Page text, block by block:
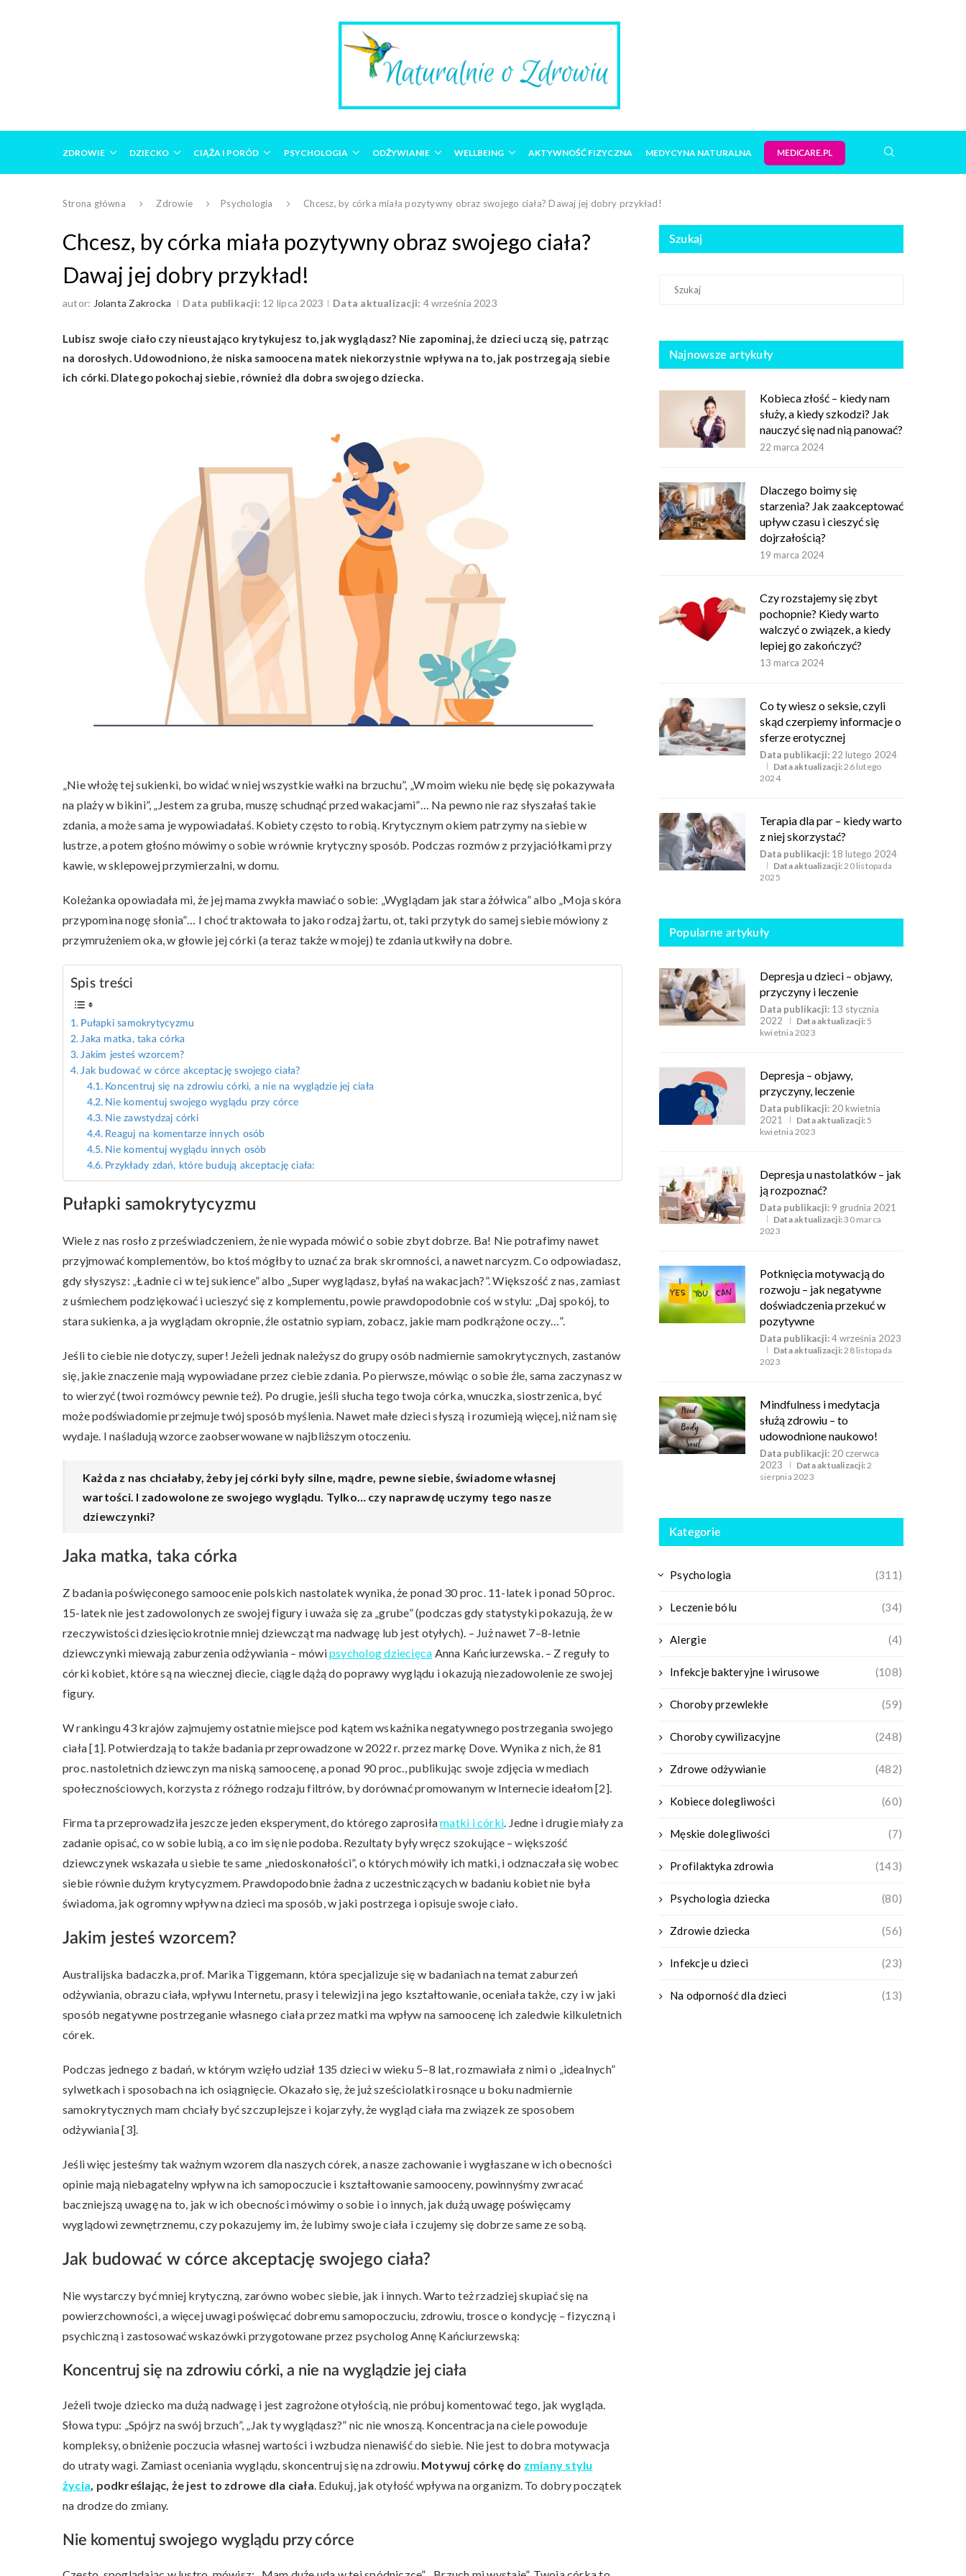
ZDROWIE DZIECKO CIĄŻA I PORÓD PSYCHOLOGIA ODŻYWIANIE WELLBEING AKTYWNOŚĆ FIZYCZNA MEDYCYNA NATURALNA MEDICARE.PL
Strona główna Zdrowie Psychologia Chcesz, by córka miała pozytywny obraz swojego ciała? Dawaj jej dobry przykład!
Chcesz, by córka miała pozytywny obraz swojego ciała?
Dawaj jej dobry przykład!
autor: Jolanta Zakrocka Data publikacji: 12 lipca 2023 Data aktualizacji: 4 września 2023
Lubisz swoje ciało czy nieustająco krytykujesz to, jak wyglądasz? Nie zapominaj, że dzieci uczą się, patrząc
na dorosłych. Udowodniono, że niska samoocena matek niekorzystnie wpływa na to, jak postrzegają siebie
ich córki. Dlatego pokochaj siebie, również dla dobra swojego dziecka.
„Nie włożę tej sukienki, bo widać w niej wszystkie wałki na brzuchu”, „W moim wieku nie będę się pokazywała
na plaży w bikini”, „Jestem za gruba, muszę schudnąć przed wakacjami”… Na pewno nie raz słyszałaś takie
zdania, a może sama je wypowiadałaś. Kobiety często to robią. Krytycznym okiem patrzymy na siebie w
lustrze, a potem głośno mówimy o sobie w równie krytyczny sposób. Podczas rozmów z przyjaciółkami przy
kawie, w sklepowej przymierzalni, w domu.
Koleżanka opowiadała mi, że jej mama zwykła mawiać o sobie: „Wyglądam jak stara żółwica” albo „Moja skóra
przypomina nogę słonia”… I choć traktowała to jako rodzaj żartu, ot, taki przytyk do samej siebie mówiony z
przymrużeniem oka, w głowie jej córki (a teraz także w mojej) te zdania utkwiły na dobre.
Spis treści
Pułapki samokrytycyzmu
Jaka matka, taka córka
Jakim jesteś wzorcem?
Jak budować w córce akceptację swojego ciała?
Koncentruj się na zdrowiu córki, a nie na wyglądzie jej ciała
Nie komentuj swojego wyglądu przy córce
Nie zawstydzaj córki
Reaguj na komentarze innych osób
Nie komentuj wyglądu innych osób
Przykłady zdań, które budują akceptację ciała:
Pułapki samokrytycyzmu
Wiele z nas rosło z przeświadczeniem, że nie wypada mówić o sobie zbyt dobrze. Ba! Nie potrafimy nawet
przyjmować komplementów, bo ktoś mógłby to uznać za brak skromności, a nawet narcyzm. Co odpowiadasz,
gdy słyszysz: „Ładnie ci w tej sukience” albo „Super wyglądasz, byłaś na wakacjach?”. Większość z nas, zamiast
z uśmiechem podziękować i ucieszyć się z komplementu, powie prawdopodobnie coś w stylu: „Daj spokój, to
stara sukienka, a ja wyglądam okropnie, źle ostatnio sypiam, zobacz, jakie mam podkrążone oczy…”.
Jeśli to ciebie nie dotyczy, super! Jeżeli jednak należysz do grupy osób nadmiernie samokrytycznych, zastanów
się, jakie znaczenie mają wypowiadane przez ciebie zdania. Po pierwsze, mówiąc o sobie źle, sama zaczynasz w
to wierzyć (twoi rozmówcy pewnie też). Po drugie, jeśli słucha tego twoja córka, wnuczka, siostrzenica, być
może podświadomie przejmuje twój sposób myślenia. Nawet małe dzieci słyszą i rozumieją więcej, niż nam się
wydaje. I naśladują wzorce zaobserwowane w najbliższym otoczeniu.
Każda z nas chciałaby, żeby jej córki były silne, mądre, pewne siebie, świadome własnej
wartości. I zadowolone ze swojego wyglądu. Tylko… czy naprawdę uczymy tego nasze
dziewczynki?
Jaka matka, taka córka
Z badania poświęconego samoocenie polskich nastolatek wynika, że ponad 30 proc. 11-latek i ponad 50 proc.
15-latek nie jest zadowolonych ze swojej figury i uważa się za „grube” (podczas gdy statystyki pokazują, że w
rzeczywistości dziesięciokrotnie mniej dziewcząt ma nadwagę lub jest otyłych). – Już nawet 7–8-letnie
dziewczynki miewają zaburzenia odżywiania – mówipsycholog dziecięca Anna Kańciurzewska. – Z reguły to
córki kobiet, które są na wiecznej diecie, ciągle dążą do poprawy wyglądu i okazują niezadowolenie ze swojej
figury.
W rankingu 43 krajów zajmujemy ostatnie miejsce pod kątem wskaźnika negatywnego postrzegania swojego
ciała [1]. Potwierdzają to także badania przeprowadzone w 2022 r. przez markę Dove. Wynika z nich, że 81
proc. nastoletnich dziewczyn ma niską samoocenę, a ponad 90 proc., publikując swoje zdjęcia w mediach
społecznościowych, korzysta z różnego rodzaju filtrów, by dorównać promowanym w Internecie ideałom [2].
Firma ta przeprowadziła jeszcze jeden eksperyment, do którego zaprosiłamatki i córki. Jedne i drugie miały za
zadanie opisać, co w sobie lubią, a co im się nie podoba. Rezultaty były wręcz szokujące – większość
dziewczynek wskazała u siebie te same „niedoskonałości”, o których mówiły ich matki, i odznaczała się wobec
siebie równie dużym krytycyzmem. Prawdopodobnie żadna z uczestniczących w badaniu kobiet nie była
świadoma, jak ogromny wpływ na dzieci ma sposób, w jaki postrzega i opisuje swoje ciało.
Jakim jesteś wzorcem?
Australijska badaczka, prof. Marika Tiggemann, która specjalizuje się w badaniach na temat zaburzeń
odżywiania, obrazu ciała, wpływu Internetu, prasy i telewizji na jego kształtowanie, oceniała także, czy i w jaki
sposób negatywne postrzeganie własnego ciała przez matki ma wpływ na samoocenę ich zaledwie kilkuletnich
córek.
Podczas jednego z badań, w którym wzięło udział 135 dzieci w wieku 5–8 lat, rozmawiała z nimi o „idealnych”
sylwetkach i sposobach na ich osiągnięcie. Okazało się, że już sześciolatki rosnące u boku nadmiernie
samokrytycznych mam chciały być szczuplejsze i kojarzyły, że wygląd ciała ma związek ze sposobem
odżywiania [3].
Jeśli więc jesteśmy tak ważnym wzorem dla naszych córek, a nasze zachowanie i wygłaszane w ich obecności
opinie mają niebagatelny wpływ na ich samopoczucie i kształtowanie samooceny, powinnyśmy zwracać
baczniejszą uwagę na to, jak w ich obecności mówimy o sobie i o innych, jak dużą uwagę poświęcamy
wyglądowi zewnętrznemu, czy pokazujemy im, że lubimy swoje ciała i czujemy się dobrze same ze sobą.
Jak budować w córce akceptację swojego ciała?
Nie wystarczy być mniej krytyczną, zarówno wobec siebie, jak i innych. Warto też rzadziej skupiać się na
powierzchowności, a więcej uwagi poświęcać dobremu samopoczuciu, zdrowiu, trosce o kondycję – fizyczną i
psychiczną i zastosować wskazówki przygotowane przez psycholog Annę Kańciurzewską:
Koncentruj się na zdrowiu córki, a nie na wyglądzie jej ciała
Jeżeli twoje dziecko ma dużą nadwagę i jest zagrożone otyłością, nie próbuj komentować tego, jak wygląda.
Słowa typu: „Spójrz na swój brzuch”, „Jak ty wyglądasz?” nic nie wnoszą. Koncentracja na ciele powoduje
kompleksy, obniżenie poczucia własnej wartości i wzbudza nienawiść do siebie. Nie jest to dobra motywacja
do utraty wagi. Zamiast oceniania wyglądu, skoncentruj się na zdrowiu. Motywuj córkę do zmiany stylu
życia, podkreślając, że jest to zdrowe dla ciała. Edukuj, jak otyłość wpływa na organizm. To dobry początek
na drodze do zmiany.
Nie komentuj swojego wyglądu przy córce
Szukaj
Najnowsze artykuły
Kobieca złość – kiedy nam
służy, a kiedy szkodzi? Jak
nauczyć się nad nią panować?
22 marca 2024
Dlaczego boimy się
starzenia? Jak zaakceptować
upływ czasu i cieszyć się
dojrzałością?
19 marca 2024
Czy rozstajemy się zbyt
pochopnie? Kiedy warto
walczyć o związek, a kiedy
lepiej go zakończyć?
13 marca 2024
Co ty wiesz o seksie, czyli
skąd czerpiemy informacje o
sferze erotycznej
Data publikacji: 22 lutego 2024
Data aktualizacji:26 lutego
2024
Terapia dla par – kiedy warto
z niej skorzystać?
Data publikacji: 18 lutego 2024
Data aktualizacji:20 listopada
2025
Popularne artykuły
Depresja u dzieci – objawy,
przyczyny i leczenie
Data publikacji: 13 stycznia
2022
Data aktualizacji: 5
kwietnia 2023
Depresja – objawy,
przyczyny, leczenie
Data publikacji: 20 kwietnia
2021
Data aktualizacji: 5
kwietnia 2023
Depresja u nastolatków – jak
ją rozpoznać?
Data publikacji: 9 grudnia 2021
Data aktualizacji:30 marca
2023
Potknięcia motywacją do
rozwoju – jak negatywne
doświadczenia przekuć w
pozytywne
Data publikacji:4 września 2023
Data aktualizacji:28 listopada
2023
Mindfulness i medytacja
służą zdrowiu – to
udowodnione naukowo!
Data publikacji: 20 czerwca
2023
Data aktualizacji:2
sierpnia 2023
Kategorie
Psychologia (311)
Leczenie bólu (34)
Alergie (4)
Infekcje bakteryjne i wirusowe (108)
Choroby przewlekłe (59)
Choroby cywilizacyjne (248)
Zdrowe odżywianie (482)
Kobiece dolegliwości (60)
Męskie dolegliwości (7)
Profilaktyka zdrowia (143)
Psychologia dziecka (80)
Zdrowie dziecka (56)
Infekcje u dzieci (23)
Na odporność dla dzieci (13)